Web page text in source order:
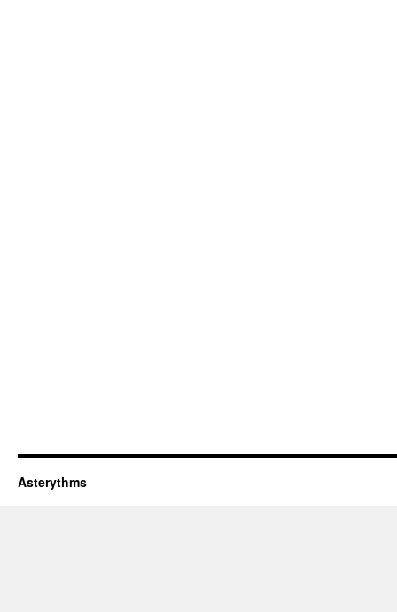
Asterythms